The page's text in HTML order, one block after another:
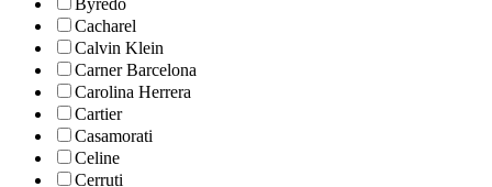
Cacharel
Calvin Klein
Carner Barcelona
Carolina Herrera
Cartier
Casamorati
Celine
Cerruti